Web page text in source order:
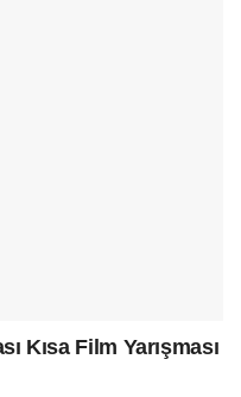
Kısa Film Yarışması